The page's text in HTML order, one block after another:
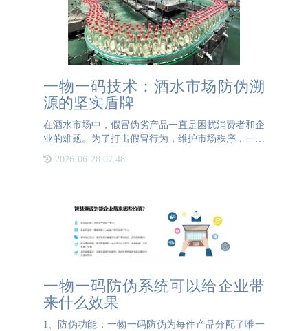
一物一码技术：酒水市场防伪溯
源的坚实盾牌
在酒水市场中，假冒伪劣产品一直是困扰消费者和企
业的难题。为了打击假冒行为，维护市场秩序，一物
一码技术应运而生，成为了酒水市场防伪溯源的坚实
盾牌。 一物一码，即每一件商品都拥有一个独一无
2026-06-28 07:48
一物一码防伪系统可以给企业带
来什么效果
1、防伪功能：一物一码防伪为每件产品分配了唯一